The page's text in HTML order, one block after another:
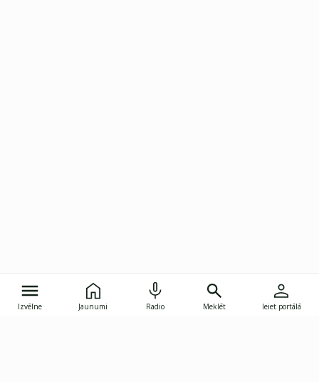
Izvēlne Jaunumi Radio Meklēt Ieiet portālā